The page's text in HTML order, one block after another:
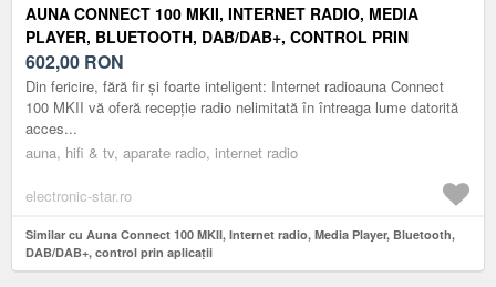
AUNA CONNECT 100 MKII, INTERNET RADIO, MEDIA
PLAYER, BLUETOOTH, DAB/DAB+, CONTROL PRIN
APLICAȚII
602,00 RON
Din fericire, fără fir și foarte inteligent: Internet radioauna Connect
100 MKII vă oferă recepție radio nelimitată în întreaga lume datorită
acces...
auna, hifi & tv, aparate radio, internet radio
electronic-star.ro
Similar cu Auna Connect 100 MKII, Internet radio, Media Player, Bluetooth,
DAB/DAB+, control prin aplicații